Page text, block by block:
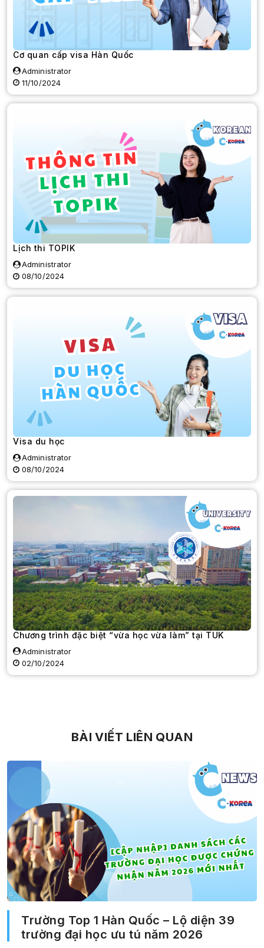
Cơ quan cấp visa Hàn Quốc
Administrator
11/10/2024
Lịch thi TOPIK
Administrator
08/10/2024
Visa du học
Administrator
08/10/2024
Chương trình đặc biệt “vừa học vừa làm” tại TUK
Administrator
02/10/2024
BÀI VIẾT LIÊN QUAN
Trường Top 1 Hàn Quốc – Lộ diện 39
trường đại học ưu tú năm 2026